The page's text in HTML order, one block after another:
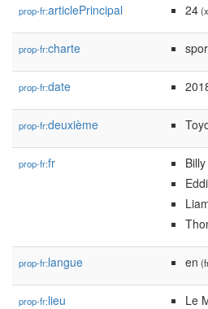
prop-fr:articlePrincipal 24
prop-fr:charte
prop-fr:date
prop-fr:deuxième
prop-fr:fr
prop-fr:langue en
prop-fr:lieu Le